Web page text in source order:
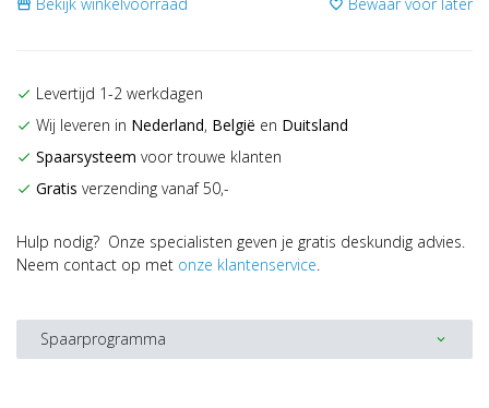
storefront favorite_border
check Levertijd 1-2 werkdagen
check Wij leveren in Nederland, België en Duitsland
check Spaarsysteem voor trouwe klanten
check Gratis verzending vanaf 50,-
Hulp nodig? Onze specialisten geven je gratis deskundig advies.
Neem contact op met onze klantenservice.
Spaarprogramma expand_more